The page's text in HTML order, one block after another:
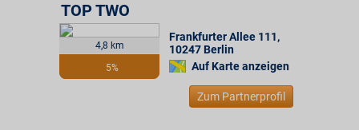
4,8 km
5%
TOP TWO
Frankfurter Allee 111,
10247 Berlin
Auf Karte anzeigen
Zum Partnerprofil